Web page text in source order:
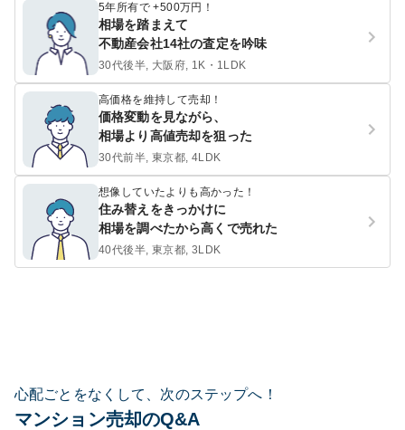
5年所有で +500万円！
相場を踏まえて
不動産会社14社の査定を吟味
30代後半, 大阪府, 1K・1LDK
高価格を維持して売却！
価格変動を見ながら、
相場より高値売却を狙った
30代前半, 東京都, 4LDK
想像していたよりも高かった！
住み替えをきっかけに
相場を調べたから高くで売れた
40代後半, 東京都, 3LDK
心配ごとをなくして、次のステップへ！
マンション売却のQ&A